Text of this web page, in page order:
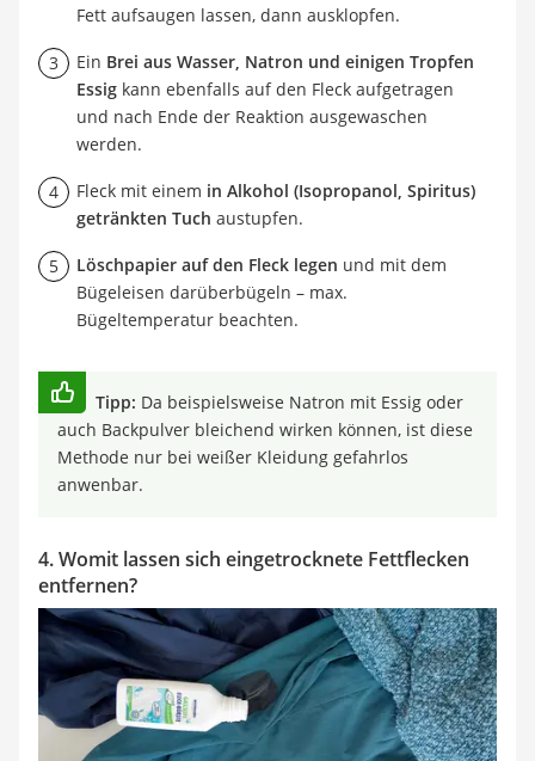
Fett aufsaugen lassen, dann ausklopfen.
Ein Brei aus Wasser, Natron und einigen Tropfen
Essig kann ebenfalls auf den Fleck aufgetragen
und nach Ende der Reaktion ausgewaschen
werden.
Fleck mit einem in Alkohol (Isopropanol, Spiritus)
getränkten Tuch austupfen.
Löschpapier auf den Fleck legen und mit dem
Bügeleisen darüberbügeln – max.
Bügeltemperatur beachten.
Tipp: Da beispielsweise Natron mit Essig oder
auch Backpulver bleichend wirken können, ist diese
Methode nur bei weißer Kleidung gefahrlos
anwenbar.
4. Womit lassen sich eingetrocknete Fettflecken
entfernen?